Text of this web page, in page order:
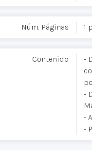
Núm. Páginas 1
Contenido
-
-
-
-